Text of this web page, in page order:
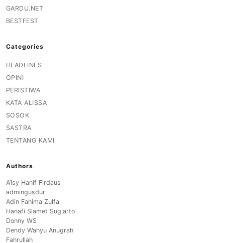
GARDU.NET
BESTFEST
Categories
HEADLINES
OPINI
PERISTIWA
KATA ALISSA
SOSOK
SASTRA
TENTANG KAMI
Authors
A’isy Hanif Firdaus
admingusdur
Adin Fahima Zulfa
Hanafi Slamet Sugiarto
Donny WS
Dendy Wahyu Anugrah
Fahrullah